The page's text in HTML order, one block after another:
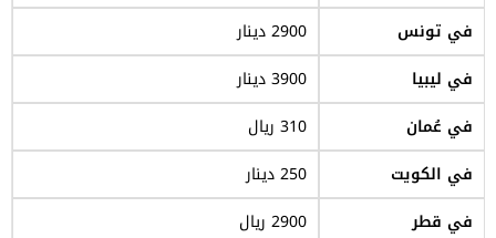
في تونس
2900 دينار
في ليبيا
3900 دينار
في عُمان
310 ريال
في الكويت
250 دينار
في قطر
2900 ريال